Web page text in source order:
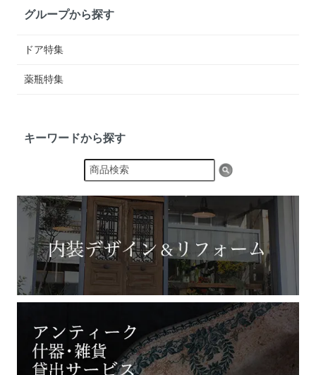
グループから探す
ドア特集
薬瓶特集
キーワードから探す